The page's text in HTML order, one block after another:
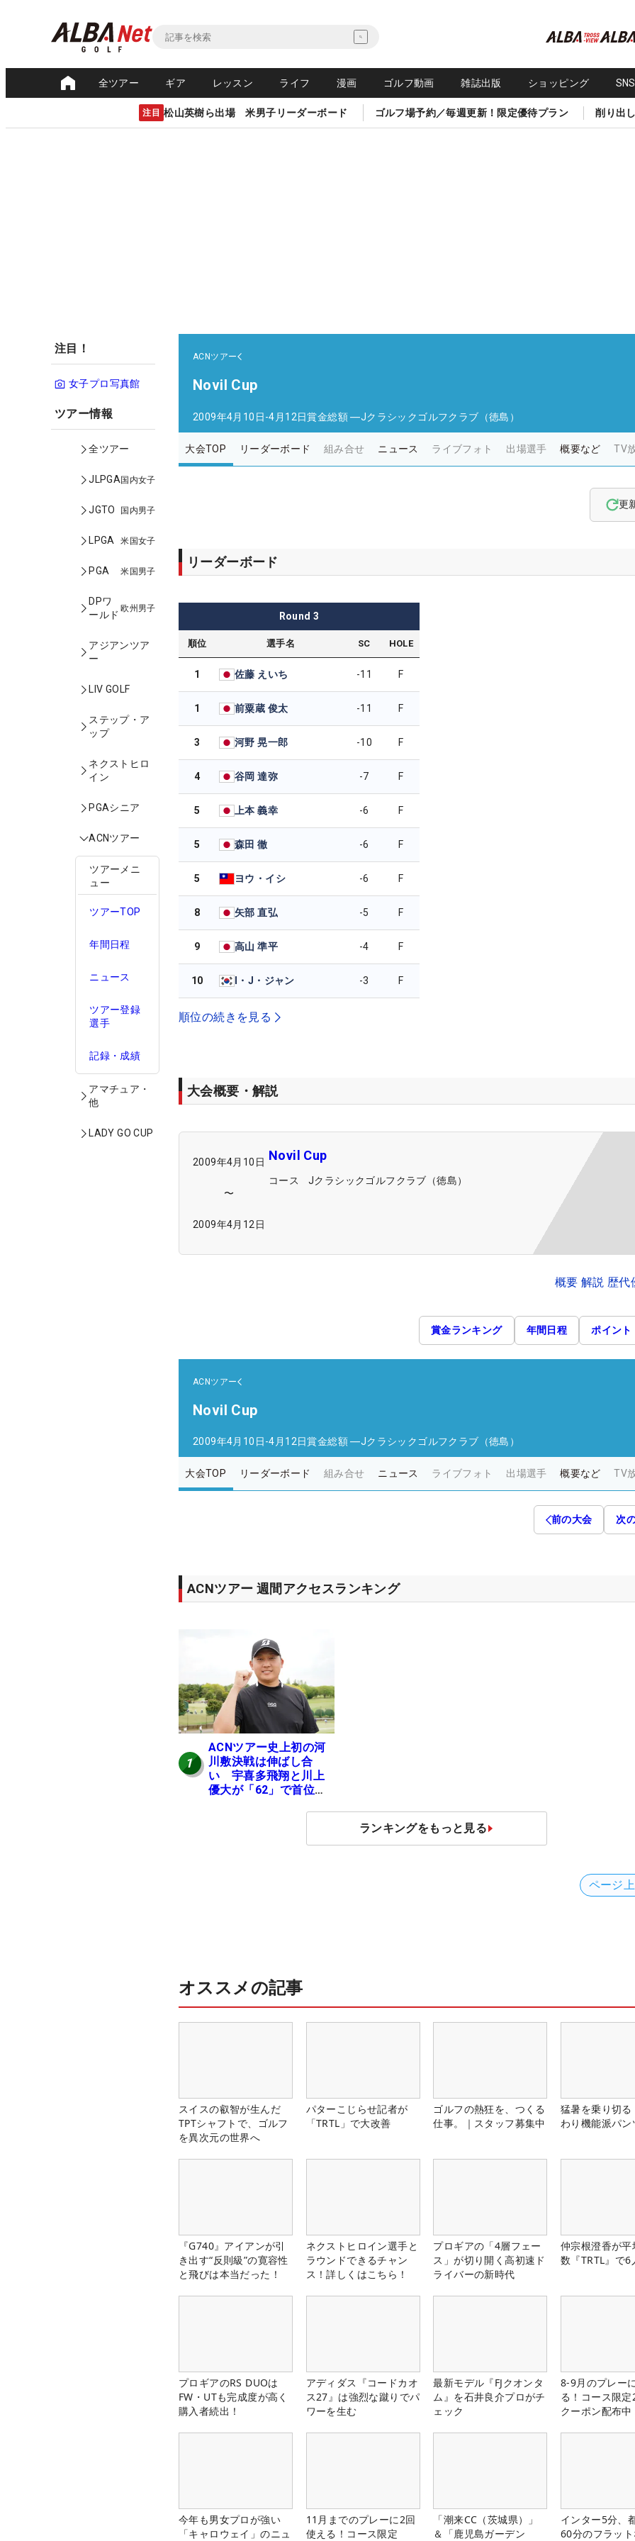
全ツアー ギア レッスン ライフ 漫画 ゴルフ動画 雑誌出版 ショッピング
注目 松山英樹ら出場 米男子リーダーボード ゴルフ場予約／毎週更新！限定優待プラン 削り出
注目！
女子プロ写真館
ツアー情報
全ツアー
JLPGA国内女子
JGTO 国内男子
LPGA 米国女子
PGA 米国男子
DPワ
ールド
欧州男子
アジアンツア
ー
LIV GOLF
ステップ・ア
ップ
ネクストヒロ
イン
PGAシニア
ACNツアー
ツアーメニ
ュー
ツアーTOP
年間日程
ニュース
ツアー登録
選手
記録・成績
アマチュア・
他
LADY GO CUP
ACNツアー
Novil Cup
2009年4月10日-4月12日賞金総額 ―Jクラシックゴルフクラブ（徳島）
大会TOP リーダーボード 組み合せ ニュース ライブフォト 出場選手 概要など TV
更
リーダーボード
Round 3
順位 選手名 SC HOLE
1 佐藤 えいち -11 F
1 前粟蔵 俊太 -11 F
3 河野 晃一郎 -10 F
4 谷岡 達弥 -7 F
5 上本 義幸 -6 F
5 森田 徹 -6 F
5 ヨウ・イシ -6 F
8 矢部 直弘 -5 F
9 高山 準平 -4 F
10 I・J・ジャン -3 F
順位の続きを見る
大会概要・解説
2009年4月10日
〜
2009年4月12日
Novil Cup
コース Jクラシックゴルフクラブ（徳島）
概要 解説 歴代
賞金ランキング 年間日程 ポイント
ACNツアー
Novil Cup
2009年4月10日-4月12日賞金総額 ―Jクラシックゴルフクラブ（徳島）
大会TOP リーダーボード 組み合せ ニュース ライブフォト 出場選手 概要など TV
前の大会 次
ACNツアー 週間アクセスランキング
1
ACNツアー史上初の河
川敷決戦は伸ばし合
い 宇喜多飛翔と川上
優大が「62」で首位タ
ランキングをもっと見る
ページ
オススメの記事
スイスの叡智が生んだ
TPTシャフトで、ゴルフ
を異次元の世界へ
パターこじらせ記者が
「TRTL」で大改善
ゴルフの熱狂を、つくる
仕事。｜スタッフ募集中
猛暑を乗り切
わり機能派パン
『G740』アイアンが引
き出す“反則級”の寛容性
と飛びは本当だった！
ネクストヒロイン選手と
ラウンドできるチャン
ス！詳しくはこちら！
プロギアの「4層フェー
ス」が切り開く高初速ド
ライバーの新時代
仲宗根澄香が
数『TRTL』で6
プロギアのRS DUOは
FW・UTも完成度が高く
購入者続出！
アディダス『コードカオ
ス27』は強烈な蹴りでパ
ワーを生む
最新モデル『FJクオンタ
ム』を石井良介プロがチ
ェック
8-9月のプレー
る！コース限
クーポン配布中
今年も男女プロが強い
「キャロウェイ」のニュ
11月までのプレーに2回
使える！コース限定
「潮来CC（茨城県）」
＆「鹿児島ガーデン
インター5分、
60分のフラッ